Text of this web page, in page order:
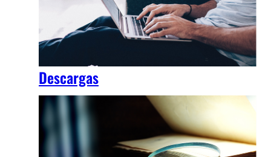
Descargas